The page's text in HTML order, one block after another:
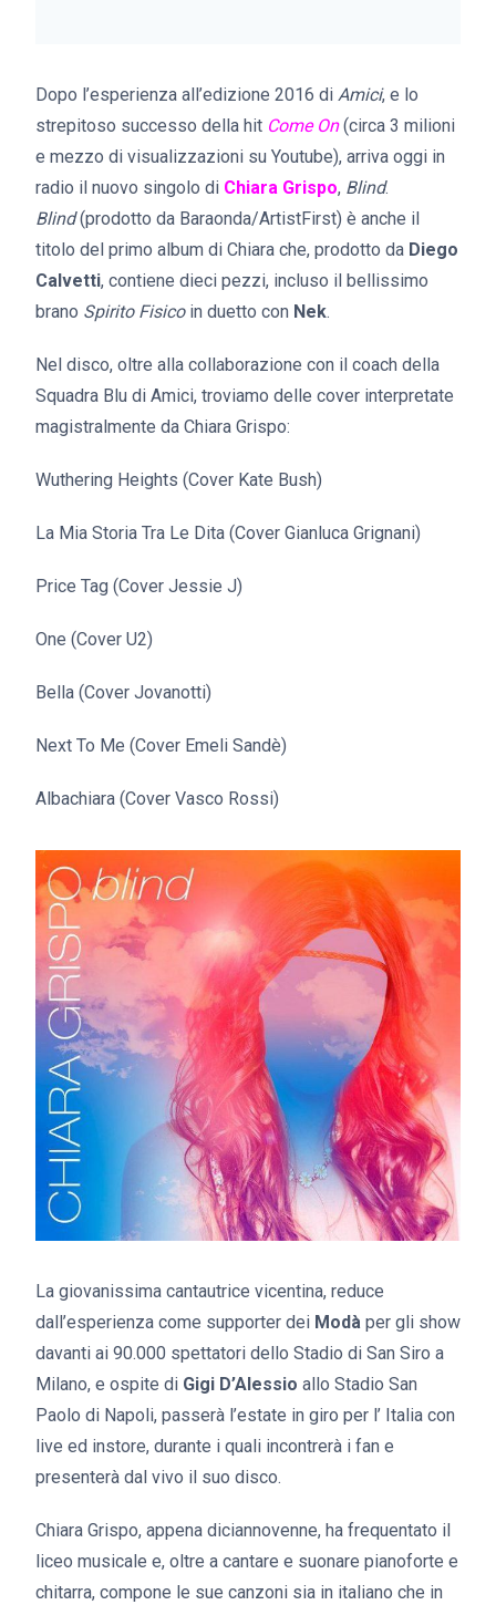
Dopo l’esperienza all’edizione 2016 di Amici, e lo
strepitoso successo della hit Come On(circa 3 milioni
e mezzo di visualizzazioni su Youtube), arriva oggi in
radio il nuovo singolo di Chiara Grispo, Blind.
Blind(prodotto da Baraonda/ArtistFirst) è anche il
titolo del primo album di Chiara che, prodotto da Diego
Calvetti, contiene dieci pezzi, incluso il bellissimo
brano Spirito Fisicoin duetto con Nek.
Nel disco, oltre alla collaborazione con il coach della
Squadra Blu di Amici, troviamo delle cover interpretate
magistralmente da Chiara Grispo:
Wuthering Heights (Cover Kate Bush)
La Mia Storia Tra Le Dita (Cover Gianluca Grignani)
Price Tag (Cover Jessie J)
One (Cover U2)
Bella (Cover Jovanotti)
Next To Me (Cover Emeli Sandè)
Albachiara (Cover Vasco Rossi)
La giovanissima cantautrice vicentina, reduce
dall’esperienza come supporter dei Modà per gli show
davanti ai 90.000 spettatori dello Stadio di San Siro a
Milano, e ospite di Gigi D’Alessio allo Stadio San
Paolo di Napoli, passerà l’estate in giro per l’ Italia con
live ed instore, durante i quali incontrerà i fan e
presenterà dal vivo il suo disco.
Chiara Grispo, appena diciannovenne, ha frequentato il
liceo musicale e, oltre a cantare e suonare pianoforte e
chitarra, compone le sue canzoni sia in italiano che in